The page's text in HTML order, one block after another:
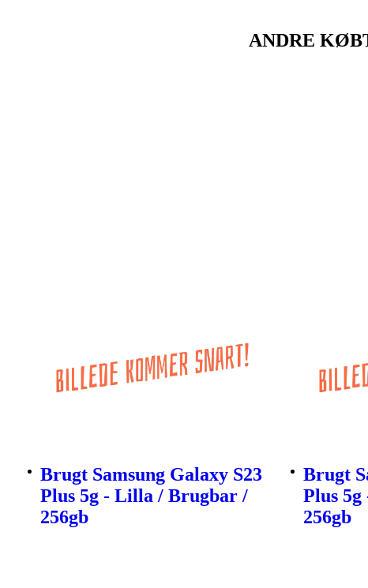
ANDRE
Brugt Samsung Galaxy S23
Plus 5g - Lilla / Brugbar /
256gb
Brugt
Plus
256gb